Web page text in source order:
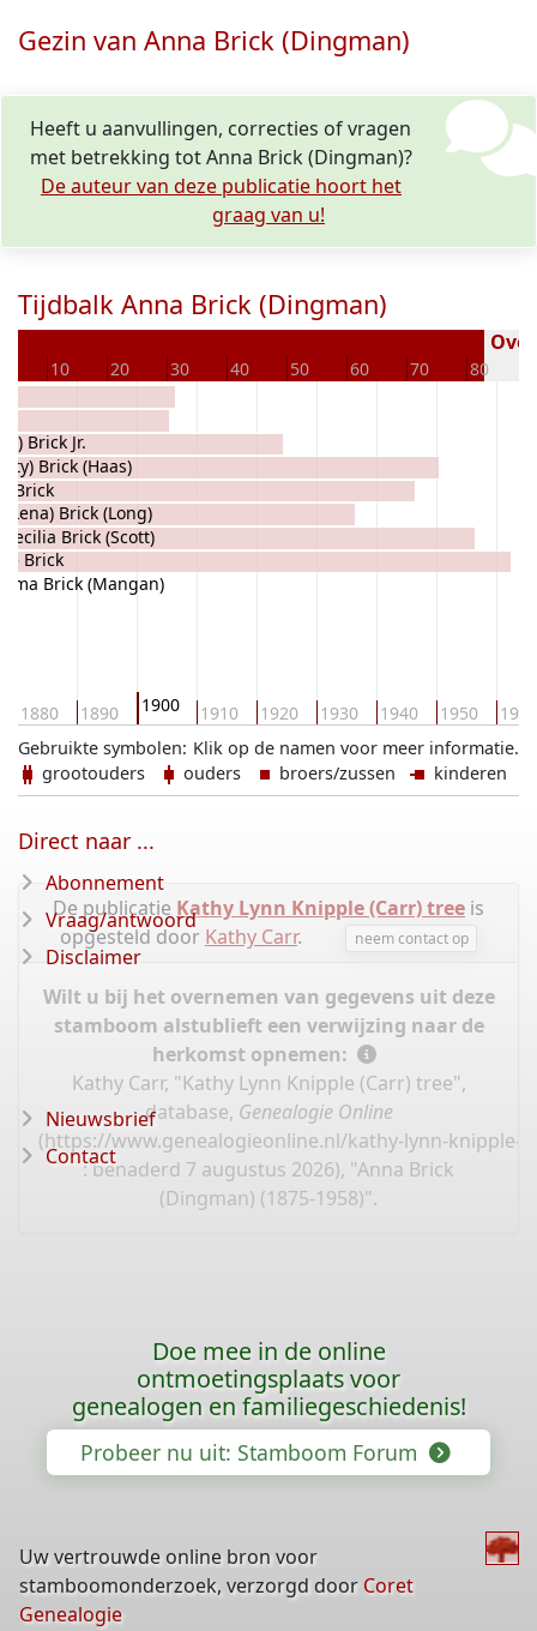
Gezin van Anna Brick (Dingman)
Heeft u aanvullingen, correcties of vragen
met betrekking tot Anna Brick (Dingman)?
De auteur van deze publicatie hoort het
graag van u!
Tijdbalk Anna Brick (Dingman)
10 20 30 40 50 60 70 80
1880 1890 1900 1910 1920 1930 1940 1950 1960
Brick Jr.
Brick (Haas)
Brick
Brick (Long)
Brick (Scott)
Brick
Brick (Mangan)
Klik op de namen voor meer informatie.
Gebruikte symbolen:
grootouders
ouders broers/zussen kinderen
De publicatie Kathy Lynn Knipple (Carr) tree is
opgesteld door Kathy Carr. neem contact op
Wilt u bij het overnemen van gegevens uit deze
stamboom alstublieft een verwijzing naar de
herkomst opnemen:
Kathy Carr, "Kathy Lynn Knipple (Carr) tree",
database, Genealogie Online
(https://www.genealogieonline.nl/kathy-lynn-knipple-
: benaderd 7 augustus 2026), "Anna Brick
(Dingman) (1875-1958)".
Direct naar ...
Abonnement
Vraag/antwoord
Disclaimer
Nieuwsbrief
Contact
Doe mee in de online
ontmoetingsplaats voor
genealogen en familiegeschiedenis!
Probeer nu uit: Stamboom Forum
Uw vertrouwde online bron voor
stamboomonderzoek, verzorgd door Coret
Genealogie